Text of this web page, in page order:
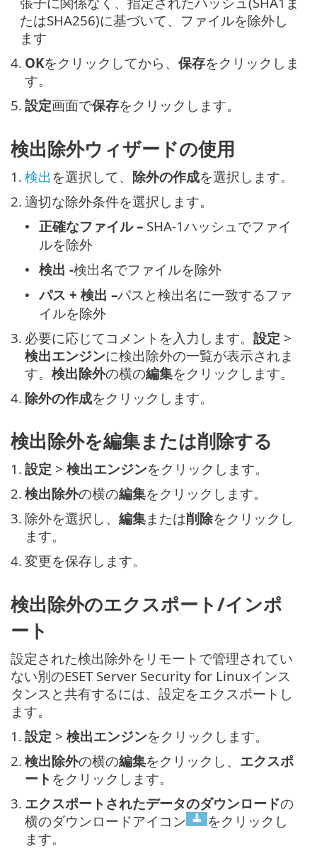
たはSHA256)に基づいて、ファイルを除外し
ます
4. OKをクリックしてから、 保存をクリックしま
す。
5. 設定画面で保存をクリックします。
検出除外ウィザードの使用
1. 検出 を選択して、 除外の作成を選択します。
2. 適切な除外条件を選択します。
• 正確なファイル – SHA-1ハッシュでファイ
ルを除外
• 検出 -検出名でファイルを除外
• パス + 検出 –パスと検出名に一致するファ
イルを除外
3. 必要に応じてコメントを入力します。 設定 >
検出エンジンに検出除外の一覧が表示されま
す。 検出除外の横の編集をクリックします。
4. 除外の作成をクリックします。
検出除外を編集または削除する
1. 設定 > 検出エンジンをクリックします。
2. 検出除外の横の編集をクリックします。
3. 除外を選択し、 編集または削除をクリックし
ます。
4. 変更を保存します。
検出除外のエクスポート/インポ
ート
設定された検出除外をリモートで管理されてい
ない別のESET Server Security for Linuxインス
タンスと共有するには、設定をエクスポートし
ます。
1. 設定 > 検出エンジンをクリックします。
2. 検出除外の横の編集をクリックし、 エクスポ
ート をクリックします。
3. エクスポートされたデータのダウンロードの
横のダウンロードアイコン
をクリックし
ます。